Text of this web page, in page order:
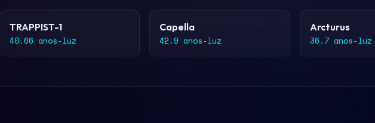
TRAPPIST-1
40.66 anos-luz
Capella
42.9 anos-luz
Arcturus
36.7 anos-luz